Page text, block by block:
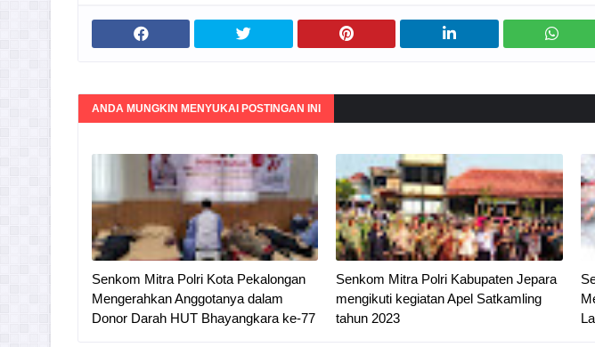
ANDA MUNGKIN MENYUKAI POSTINGAN INI
Senkom Mitra Polri Kota Pekalongan
Mengerahkan Anggotanya dalam
Donor Darah HUT Bhayangkara ke-77
Senkom Mitra Polri Kabupaten Jepara
mengikuti kegiatan Apel Satkamling
tahun 2023